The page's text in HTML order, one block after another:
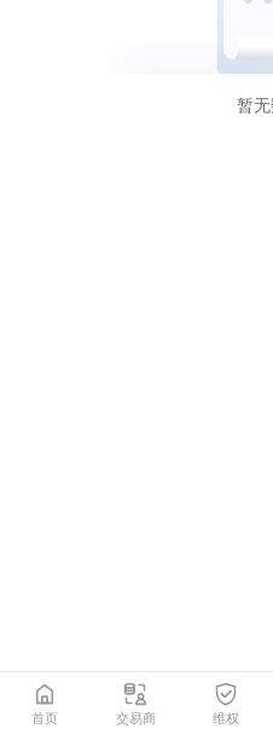
暂
首页 交易商 维权